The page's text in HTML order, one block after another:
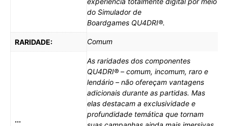
do Simulador de
Boardgames QU4DRI®.
RARIDADE: Comum
...
As raridades dos componentes
QU4DRI® – comum, incomum, raro e
lendário – não ofereçam vantagens
adicionais durante as partidas. Mas
elas destacam a exclusividade e
profundidade temática que tornam